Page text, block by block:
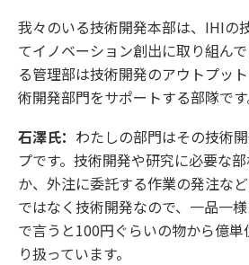
我々のいる技術開発本部は、IHIの
てイノベーション創出に取り組ん
る管理部は技術開発のアウトプッ
術開発部門をサポートする部隊です
石澤氏： わたしの部門はその技術
プです。技術開発や研究に必要な
か、外注に委託する作業の発注な
ではなく技術開発なので、一品一
で言うと100円ぐらいの物から億
り扱っています。